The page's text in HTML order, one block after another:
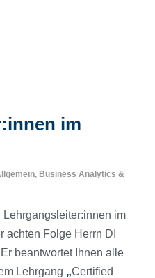
im
, Business Analytics &
Lehrgangsleiter:innen im
achten Folge Herrn DI
beantwortet Ihnen alle
Lehrgang „Certified